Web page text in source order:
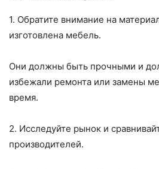
1. Обратите внимание на
изготовлена мебель.
Они должны быть прочными и
избежали ремонта или замены
время.
2. Исследуйте рынок и
производителей.